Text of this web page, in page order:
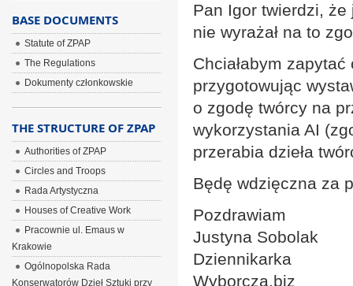
Pan Igor twierdzi, że
nie wyrażał na to
Chciałabym
przygotowując
o zgodę twórcy na
wykorzystania AI
przerabia dzieła
Będę wdzięczna za
Pozdrawiam
Justyna Sobolak
Dziennikarka
Wyborcza.biz
BASE DOCUMENTS
Statute of ZPAP
The Regulations
Dokumenty członkowskie
THE STRUCTURE OF ZPAP
Authorities of ZPAP
Circles and Troops
Rada Artystyczna
Houses of Creative Work
Pracownie ul. Emaus w
Krakowie
Ogólnopolska Rada
Konserwatorów Dzieł Sztuki przy